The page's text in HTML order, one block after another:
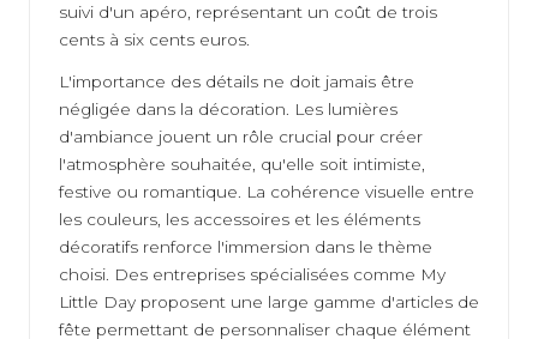
suivi d'un apéro, représentant un coût de trois
cents à six cents euros.
L'importance des détails ne doit jamais être
négligée dans la décoration. Les lumières
d'ambiance jouent un rôle crucial pour créer
l'atmosphère souhaitée, qu'elle soit intimiste,
festive ou romantique. La cohérence visuelle entre
les couleurs, les accessoires et les éléments
décoratifs renforce l'immersion dans le thème
choisi. Des entreprises spécialisées comme My
Little Day proposent une large gamme d'articles de
fête permettant de personnaliser chaque élément